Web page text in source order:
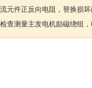
流元件正反向电阻，替换损
检查测量主发电机励磁绕组